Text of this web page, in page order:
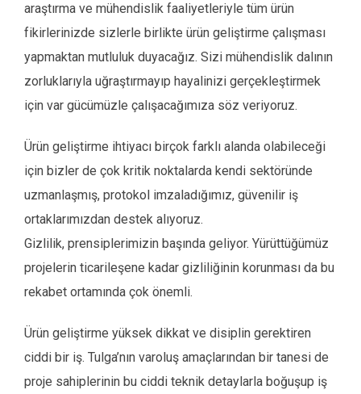
araştırma ve mühendislik faaliyetleriyle tüm ürün
fikirlerinizde sizlerle birlikte ürün geliştirme çalışması
yapmaktan mutluluk duyacağız. Sizi mühendislik dalının
zorluklarıyla uğraştırmayıp hayalinizi gerçekleştirmek
için var gücümüzle çalışacağımıza söz veriyoruz.
Ürün geliştirme ihtiyacı birçok farklı alanda olabileceği
için bizler de çok kritik noktalarda kendi sektöründe
uzmanlaşmış, protokol imzaladığımız, güvenilir iş
ortaklarımızdan destek alıyoruz.
Gizlilik, prensiplerimizin başında geliyor. Yürüttüğümüz
projelerin ticarileşene kadar gizliliğinin korunması da bu
rekabet ortamında çok önemli.
Ürün geliştirme yüksek dikkat ve disiplin gerektiren
ciddi bir iş. Tulga’nın varoluş amaçlarından bir tanesi de
proje sahiplerinin bu ciddi teknik detaylarla boğuşup iş